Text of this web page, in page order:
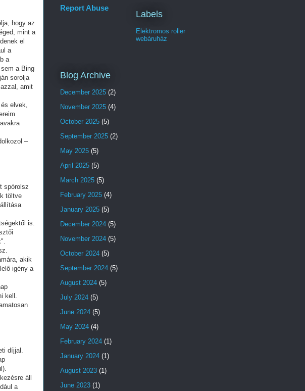
hogy az
mint a
el
a
a
a Bing
sorolja
amit
elvek,
–
spórolsz
töltve
is.
akik
igény a
kell.
díjjal.
áll
a
Report Abuse
Labels
Elektromos roller
webáruház
Blog Archive
December 2025 (2)
November 2025 (4)
October 2025 (5)
September 2025 (2)
May 2025 (5)
April 2025 (5)
March 2025 (5)
February 2025 (4)
January 2025 (5)
December 2024 (5)
November 2024 (5)
October 2024 (5)
September 2024 (5)
August 2024 (5)
July 2024 (5)
June 2024 (5)
May 2024 (4)
February 2024 (1)
January 2024 (1)
August 2023 (1)
June 2023 (1)